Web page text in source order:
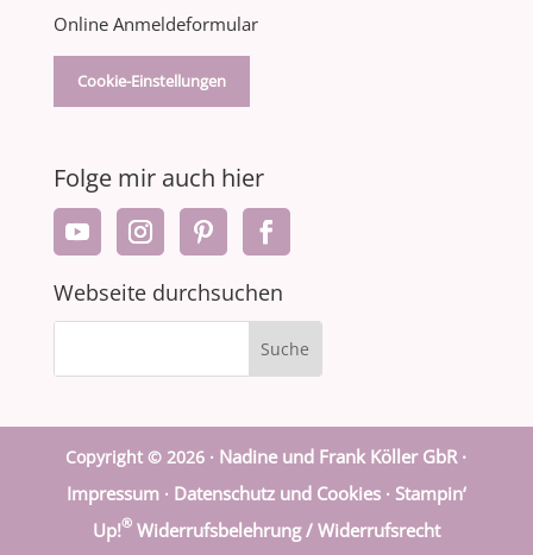
Online Anmeldeformular
Cookie-Einstellungen
Folge mir auch hier
Webseite durchsuchen
Copyright © 2026 · Nadine und Frank Köller GbR ·
Impressum· Datenschutz und Cookies· Stampin‘
Up!®Widerrufsbelehrung / Widerrufsrecht